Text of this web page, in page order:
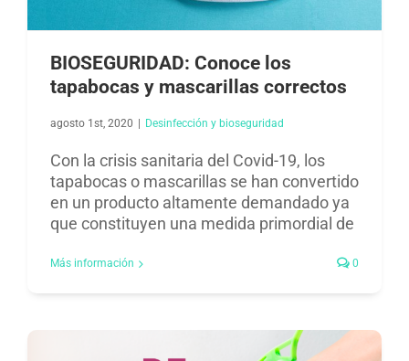
BIOSEGURIDAD: Conoce los
tapabocas y mascarillas correctos
agosto 1st, 2020 Desinfección y bioseguridad​
Con la crisis sanitaria del Covid-19, los
tapabocas o mascarillas se han convertido
en un producto altamente demandado ya
que constituyen una medida primordial de
Más información 0